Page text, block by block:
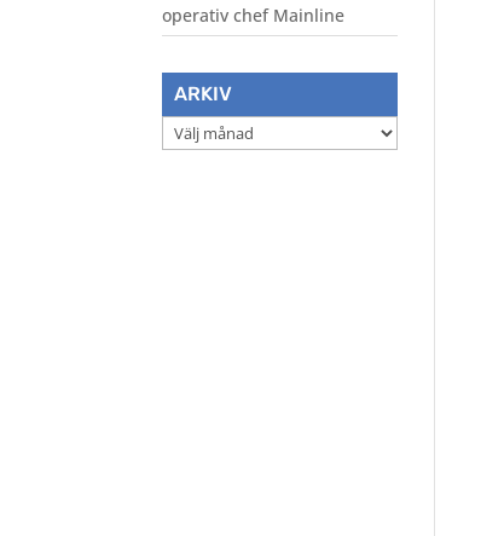
operativ chef Mainline
ARKIV
Arkiv